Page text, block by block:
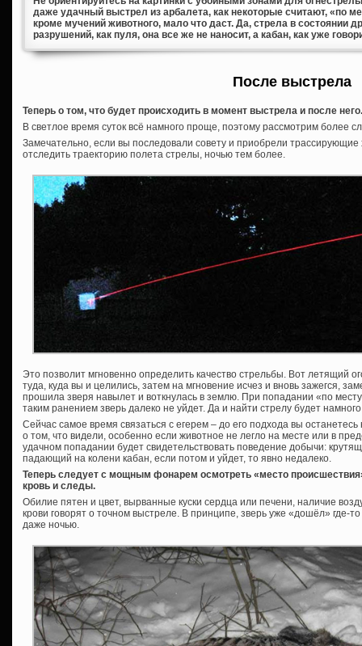
даже удачный выстрел из арбалета, как некоторые считают, «по
кроме мучений животного, мало что даст. Да, стрела в состоянии
разрушений, как пуля, она все же не наносит, а кабан, как уже
После выстрела
Теперь о том, что будет происходить в момент выстрела и после него.
В светлое время суток всё намного проще, поэтому рассмотрим более
Замечательно, если вы последовали совету и приобрели
отследить траекторию полета стрелы, ночью тем более.
Это позволит мгновенно определить качество стрельбы. Вот летящий
туда, куда вы и целились, затем на мгновение исчез и вновь зажегся,
прошила зверя навылет и воткнулась в землю. При попадании «по
таким ранением зверь далеко не уйдет. Да и найти стрелу будет
Сейчас самое время связаться с егерем – до его подхода вы
о том, что видели, особенно если животное не легло на месте или в
удачном попадании будет свидетельствовать поведение добычи:
падающий на колени кабан, если потом и уйдет, то явно недалеко.
Теперь следует с мощным фонарем осмотреть «место
кровь и следы.
Обилие пятен и цвет, вырванные куски сердца или печени, наличие
крови говорят о точном выстреле. В принципе, зверь уже «дошёл» где-
даже ночью.